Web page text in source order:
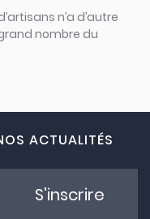
n’a d’autre
nombre du
ACTUALITÉS
S'inscrire